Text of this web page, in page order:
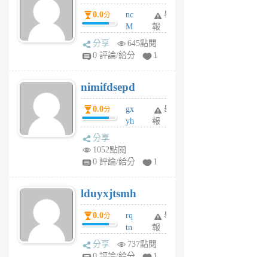
0.0分
nc
M
U
F
U
5
個
月
舉
報
分享
645點閱
0 評論/給分
1
nimifdsepd
0.0分
gx
yh
jl
月
前
舉
報
分享
1052點閱
0 評論/給分
1
lduyxjtsmh
0.0分
rq
tn
jt
gl
舉
報
分享
737點閱